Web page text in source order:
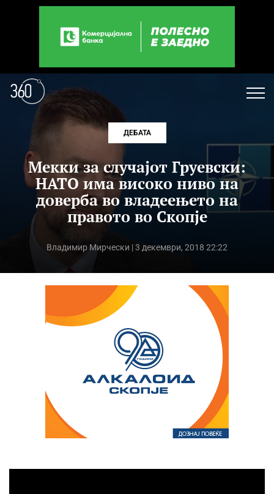
ДЕБАТА
Мекки за случајот Груевски:
НАТО има високо ниво на
доверба во владеењето на
правото во Скопје
Владимир Мирчески | 3 декември, 2018 22:22